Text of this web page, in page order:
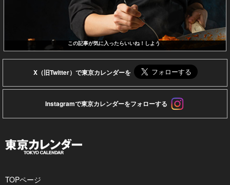
この記事が気に入ったらいいね！しよう
X（旧Twitter）で東京カレンダーを
Instagramで東京カレンダーをフォローする
TOPページ